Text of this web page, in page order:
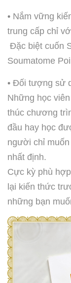
• ️Nắm vững
trung cấp chỉ
Đặc biệt cuốn
Soumatome
• Đối tượng sử
Những học
thúc chương
đầu hay học
người chỉ
nhất định.
Cực kỳ phù
lại kiến thức
những bạn